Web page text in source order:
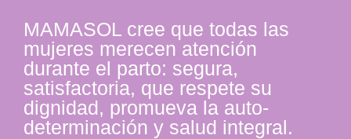
MAMASOL cree que todas las
mujeres merecen atención
durante el parto: segura,
satisfactoria, que respete su
dignidad, promueva la auto-
determinación y salud integral.